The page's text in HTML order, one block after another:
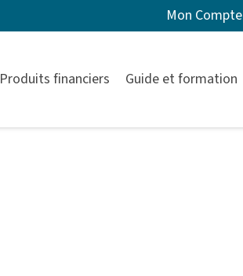
Mon Compte
Produits financiers Guide et formation